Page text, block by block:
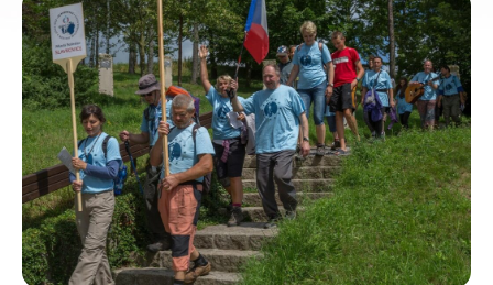
Novinky
ABC poutníka
Proudy
Svědectví